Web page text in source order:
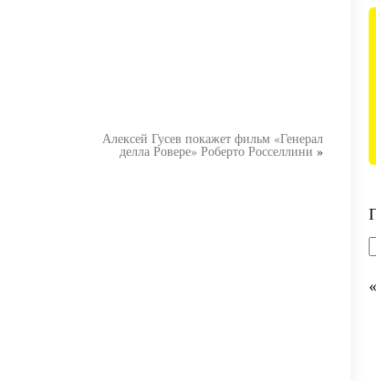
Алексей Гусев покажет фильм «Генерал
делла Ровере» Роберто Росселлини »